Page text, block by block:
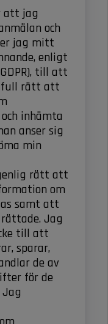
att jag
och
jag mitt
enligt
till att
full rätt att
inhämta
anser sig
min
rätt att
om
samt att
Jag
till att
sparar,
de av
för de